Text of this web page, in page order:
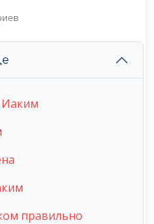
правильно